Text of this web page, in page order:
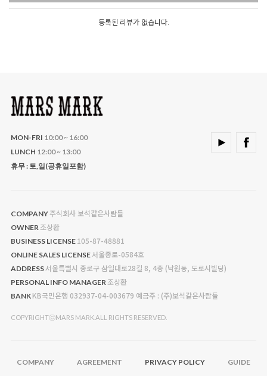
등록된 리뷰가 없습니다.
MON-FRI 10:00 ~ 16:00
LUNCH 12:00 ~ 13:00
휴무 : 토,일(공휴일포함)
COMPANY 주식회사 보석같은사람들
OWNER 조상환
BUSINESS LICENSE 105-87-48881
ONLINE SALES LICENSE서울종로-0584호
ADDRESS서울특별시 종로구 삼일대로28길 8, 4층 (낙원동, 도로시빌딩)
PERSONAL INFO MANAGER 조상환
BANK KB국민은행 032937-04-003679 예금주 : (주)보석같은사람들
COPYRIGHTⓒMARS MARK.ALL RIGHTS RESERVED.
COMPANY AGREEMENT PRIVACY POLICY GUIDE